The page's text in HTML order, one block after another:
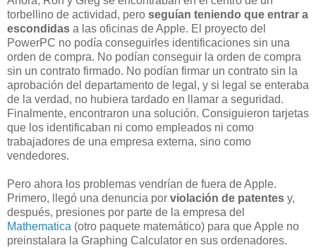
torbellino de actividad, pero seguían teniendo que entrar a
escondidas a las oficinas de Apple. El proyecto del
PowerPC no podía conseguirles identificaciones sin una
orden de compra. No podían conseguir la orden de compra
sin un contrato firmado. No podían firmar un contrato sin la
aprobación del departamento de legal, y si legal se enteraba
de la verdad, no hubiera tardado en llamar a seguridad.
Finalmente, encontraron una solución. Consiguieron tarjetas
que los identificaban ni como empleados ni como
trabajadores de una empresa externa, sino como
vendedores.
Pero ahora los problemas vendrían de fuera de Apple.
Primero, llegó una denuncia por violación de patentes y,
después, presiones por parte de la empresa del
Mathematica (otro paquete matemático) para que Apple no
preinstalara la Graphing Calculator en sus ordenadores.